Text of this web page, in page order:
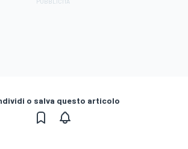
o salva questo articolo